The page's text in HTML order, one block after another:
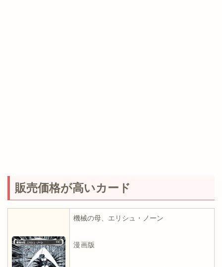
販売価格が高いカード
機械の母、エリシュ・ノーン
漫画版